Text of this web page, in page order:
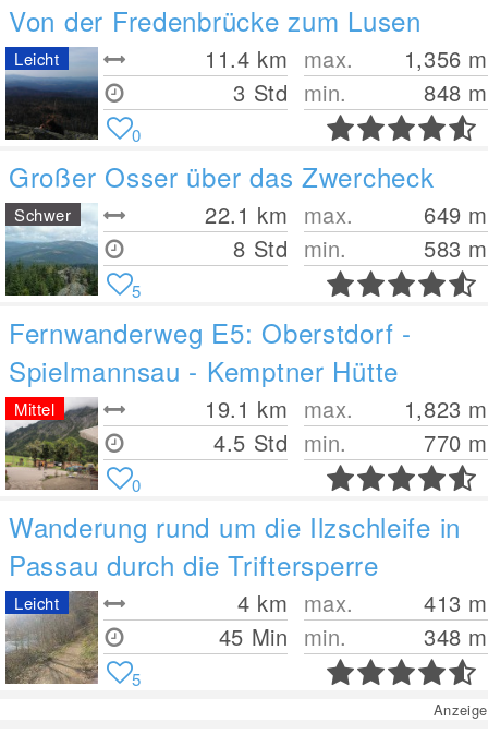
Von der Fredenbrücke zum Lusen
11.4 km
3 Std
max. 1,356 m
min.
848 m
Leicht
0
Großer Osser über das Zwercheck
22.1 km
8 Std
max. 649 m
min.
583 m
Schwer
5
Fernwanderweg E5: Oberstdorf -
Spielmannsau - Kemptner Hütte
19.1 km
4.5 Std
max. 1,823 m
min.
770 m
Mittel
0
Wanderung rund um die Ilzschleife in
Passau durch die Triftersperre
4 km
45 Min
max. 413 m
min.
348 m
Leicht
5
Anzeige